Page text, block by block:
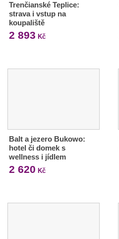
Trenčianské Teplice:
strava i vstup na
koupaliště
2 893 Kč
Balt a jezero Bukowo:
hotel či domek s
wellness i jídlem
2 620 Kč